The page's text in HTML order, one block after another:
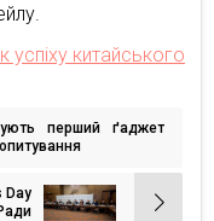
успіху китайського
перший ґаджет
Day